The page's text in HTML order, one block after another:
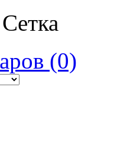
Сетка
(0)